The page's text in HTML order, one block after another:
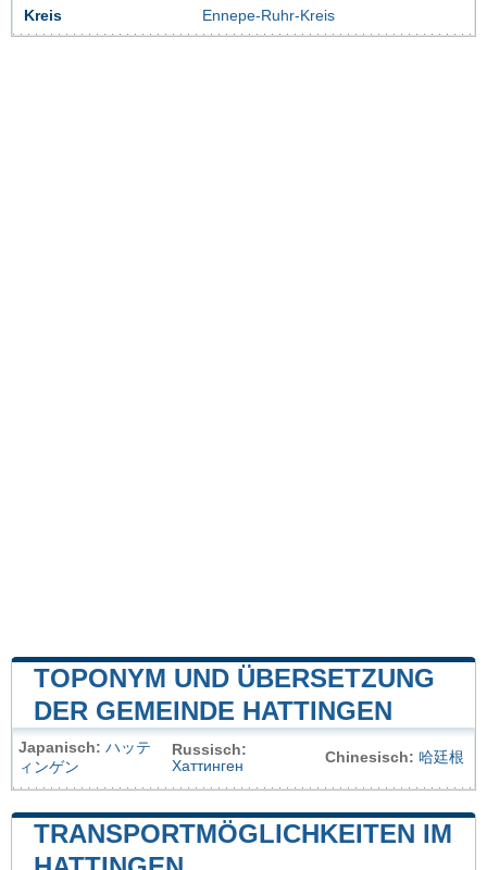
Kreis Ennepe-Ruhr-Kreis
TOPONYM UND ÜBERSETZUNG
DER GEMEINDE HATTINGEN
Japanisch: ハッテ
ィンゲン
Russisch:
Хаттинген
Chinesisch: 哈廷根
TRANSPORTMÖGLICHKEITEN IM